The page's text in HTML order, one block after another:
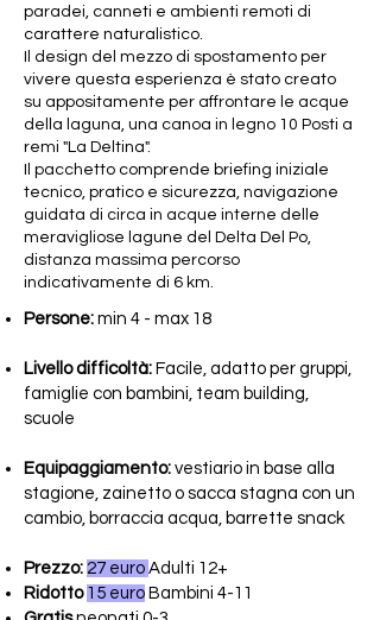
paradei, canneti e ambienti remoti di
carattere naturalistico.
Il design del mezzo di spostamento per
vivere questa esperienza è stato creato
su appositamente per affrontare le acque
della laguna, una canoa in legno 10 Posti a
remi "La Deltina".
Il pacchetto comprende briefing iniziale
tecnico, pratico e sicurezza, navigazione
guidata di circa in acque interne delle
meravigliose lagune del Delta Del Po,
distanza massima percorso
indicativamente di 6 km.
Persone: min 4 - max 18
Livello difficoltà: Facile, adatto per gruppi,
famiglie con bambini, team building,
scuole
Equipaggiamento: vestiario in base alla
stagione, zainetto o sacca stagna con un
cambio, borraccia acqua, barrette snack
Prezzo: 27 euro Adulti 12+
Ridotto 15 euro Bambini 4-11